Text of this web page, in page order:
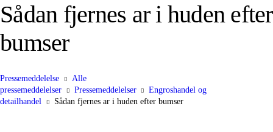
Sådan fjernes ar i huden efter
bumser
Pressemeddelelse
Alle
pressemeddelelser
Pressemeddelelser
Engroshandel og
detailhandel
Sådan fjernes ar i huden efter bumser